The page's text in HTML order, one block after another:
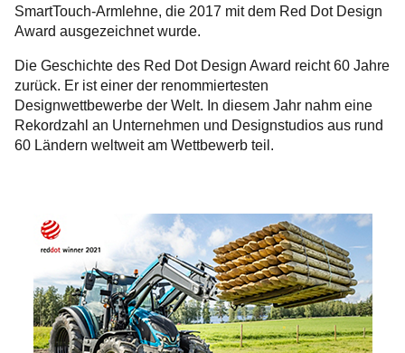
SmartTouch-Armlehne, die 2017 mit dem Red Dot Design
Award ausgezeichnet wurde.
Die Geschichte des Red Dot Design Award reicht 60 Jahre
zurück. Er ist einer der renommiertesten
Designwettbewerbe der Welt. In diesem Jahr nahm eine
Rekordzahl an Unternehmen und Designstudios aus rund
60 Ländern weltweit am Wettbewerb teil.